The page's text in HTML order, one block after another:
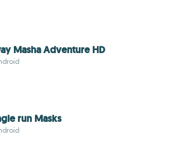
Masha Adventure HD
run Masks